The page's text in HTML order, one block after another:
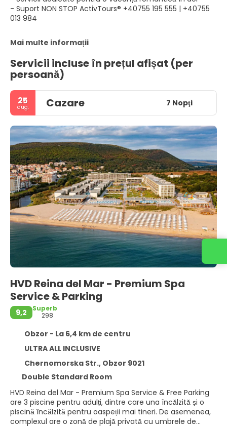
- Suport NON STOP ActivTours® +40755 195 555 | +40755
013 984
Mai multe informații
Servicii incluse în prețul afișat (per
persoană)
25
aug. Cazare 7 Nopţi
HVD Reina del Mar - Premium Spa
Service & Parking
9,2
Superb
298
Obzor - La 6,4 km de centru
ULTRA ALL INCLUSIVE
Chernomorska Str., Obzor 9021
Double Standard Room
HVD Reina del Mar - Premium Spa Service & Free Parking
are 3 piscine pentru adulți, dintre care una încălzită și o
piscină încălzită pentru oaspeții mai tineri. De asemenea,
complexul are o zonă de plajă privată cu umbrele de